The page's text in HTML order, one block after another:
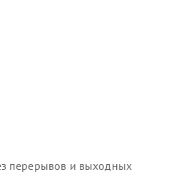
перерывов и выходных